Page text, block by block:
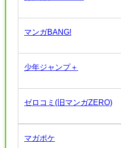
マンガBANG!
少年ジャンプ＋
ゼロコミ(旧マンガZERO)
マガポケ